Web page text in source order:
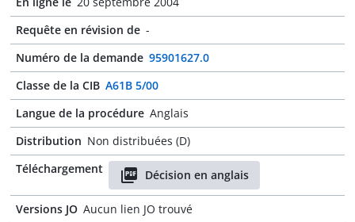
Requête en révision de -
Numéro de la demande 95901627.0
Classe de la CIB A61B 5/00
Langue de la procédure Anglais
Distribution Non distribuées (D)
Téléchargement
Décision en anglais
Versions JO Aucun lien JO trouvé